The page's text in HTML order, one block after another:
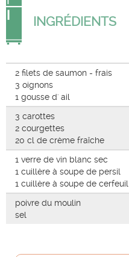
INGRÉDIENTS
2 filets de saumon - frais
3 oignons
1 gousse d' ail
3 carottes
2 courgettes
20 cl de crème fraîche
1 verre de vin blanc sec
1 cuillère à soupe de persil
1 cuillère à soupe de cerfeuil
poivre du moulin
sel